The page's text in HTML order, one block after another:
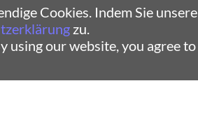
Cookies. Indem Sie unsere
zu.
using our website, you agree to